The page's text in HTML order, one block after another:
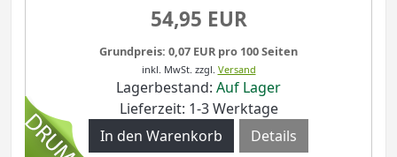
54,95 EUR
Grundpreis: 0,07 EUR pro 100 Seiten
inkl. MwSt. zzgl. Versand
Lagerbestand: Auf Lager
Lieferzeit: 1-3 Werktage
Details